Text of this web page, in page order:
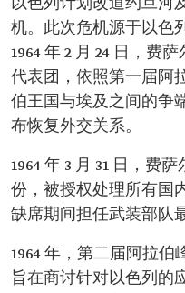
以色列计划改道约旦河
机。此次危机源于以色
1964 年 2 月 24 日，费
代表团，依照第一届阿
伯王国与埃及之间的争
布恢复外交关系。
1964 年 3 月 31 日，费
份，被授权处理所有国
缺席期间担任武装部队
1964 年，第二届阿拉
旨在商讨针对以色列的